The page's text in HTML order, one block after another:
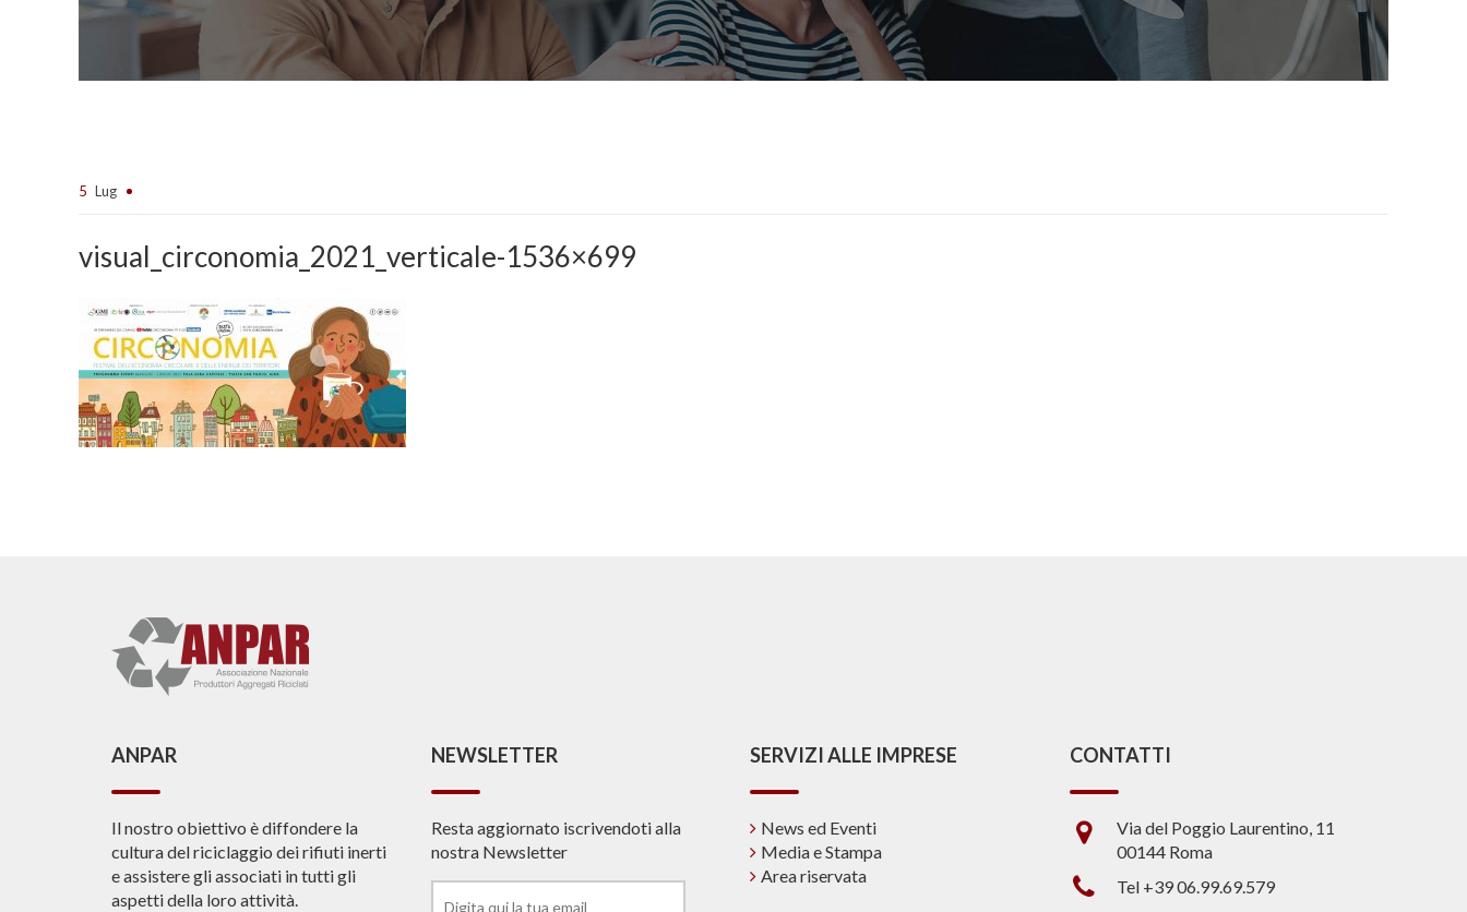
5 Lug
visual_circonomia_2021_verticale-1536×699
ANPAR
Il nostro obiettivo è diffondere la
cultura del riciclaggio dei rifiuti inerti
e assistere gli associati in tutti gli
aspetti della loro attività.
NEWSLETTER
Resta aggiornato iscrivendoti alla
nostra Newsletter
SERVIZI ALLE IMPRESE
News ed Eventi
Media e Stampa
Area riservata
CONTATTI
Via del Poggio Laurentino, 11
00144 Roma
Tel +39 06.99.69.579